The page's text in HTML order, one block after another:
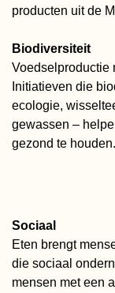
producten uit de
Biodiversiteit
Voedselproductie
Initiatieven die
ecologie,
gewassen –
gezond te houden.
Sociaal
Eten brengt
die sociaal
mensen met een